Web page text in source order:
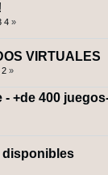
4 »
VIRTUALES
2 »
+de 400
disponibles